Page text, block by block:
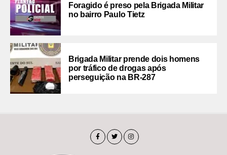
Foragido é preso pela Brigada Militar
no bairro Paulo Tietz
Brigada Militar prende dois homens
por tráfico de drogas após
perseguição na BR-287